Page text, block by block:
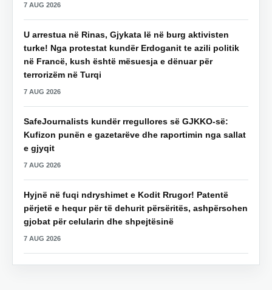
7 AUG 2026
U arrestua në Rinas, Gjykata lë në burg aktivisten
turke! Nga protestat kundër Erdoganit te azili politik
në Francë, kush është mësuesja e dënuar për
terrorizëm në Turqi
7 AUG 2026
SafeJournalists kundër rregullores së GJKKO-së:
Kufizon punën e gazetarëve dhe raportimin nga sallat
e gjyqit
7 AUG 2026
Hyjnë në fuqi ndryshimet e Kodit Rrugor! Patentë
përjetë e hequr për të dehurit përsëritës, ashpërsohen
gjobat për celularin dhe shpejtësinë
7 AUG 2026